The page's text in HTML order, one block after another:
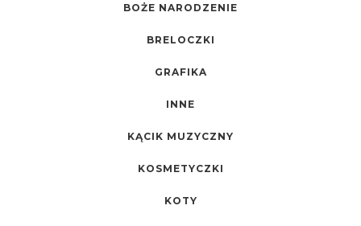
BOŻE NARODZENIE
BRELOCZKI
GRAFIKA
INNE
KĄCIK MUZYCZNY
KOSMETYCZKI
KOTY